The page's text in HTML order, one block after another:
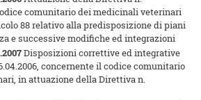
comunitario dei medicinali veterinari
88 relativo alla predisposizione di piani
e successive modifiche ed integrazioni
Disposizioni correttive ed integrative
concernente il codice comunitario
in attuazione della Direttiva n.